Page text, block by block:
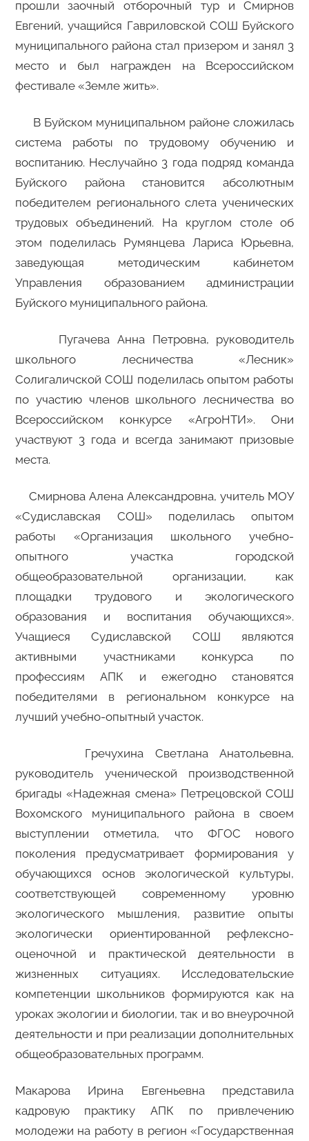
прошли заочный отборочный тур и Смирнов
Евгений, учащийся Гавриловской СОШ Буйского
муниципального района стал призером и занял 3
место и был награжден на Всероссийском
фестивале «Земле жить».
В Буйском муниципальном районе сложилась
система работы по трудовому обучению и
воспитанию. Неслучайно 3 года подряд команда
Буйского района становится абсолютным
победителем регионального слета ученических
трудовых объединений. На круглом столе об
этом поделилась Румянцева Лариса Юрьевна,
заведующая методическим кабинетом
Управления образованием администрации
Буйского муниципального района.
Пугачева Анна Петровна, руководитель
школьного лесничества «Лесник»
Солигаличской СОШ поделилась опытом работы
по участию членов школьного лесничества во
Всероссийском конкурсе «АгроНТИ». Они
участвуют 3 года и всегда занимают призовые
места.
Смирнова Алена Александровна, учитель МОУ
«Судиславская СОШ» поделилась опытом
работы «Организация школьного учебно-
опытного участка городской
общеобразовательной организации, как
площадки трудового и экологического
образования и воспитания обучающихся».
Учащиеся Судиславской СОШ являются
активными участниками конкурса по
профессиям АПК и ежегодно становятся
победителями в региональном конкурсе на
лучший учебно-опытный участок.
Гречухина Светлана Анатольевна,
руководитель ученической производственной
бригады «Надежная смена» Петрецовской СОШ
Вохомского муниципального района в своем
выступлении отметила, что ФГОС нового
поколения предусматривает формирования у
обучающихся основ экологической культуры,
соответствующей современному уровню
экологического мышления, развитие опыты
экологически ориентированной рефлексно-
оценочной и практической деятельности в
жизненных ситуациях. Исследовательские
компетенции школьников формируются как на
уроках экологии и биологии, так и во внеурочной
деятельности и при реализации дополнительных
общеобразовательных программ.
Макарова Ирина Евгеньевна представила
кадровую практику АПК по привлечению
молодежи на работу в регион «Государственная